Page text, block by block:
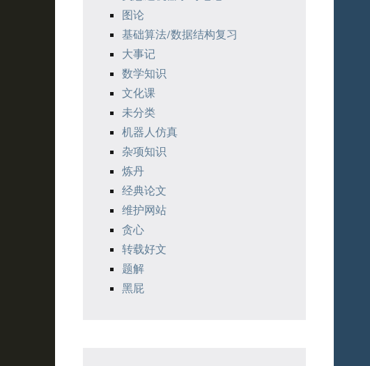
图论
基础算法/数据结构复习
大事记
数学知识
文化课
未分类
机器人仿真
杂项知识
炼丹
经典论文
维护网站
贪心
转载好文
题解
黑屁